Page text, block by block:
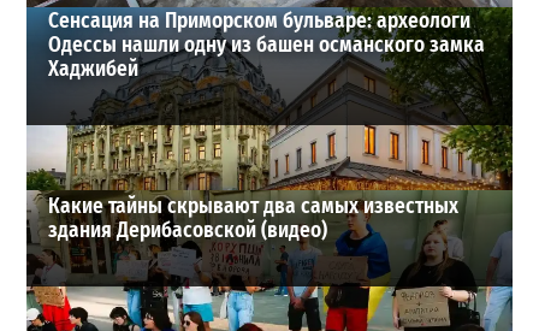
Сенсация на Приморском бульваре: археологи
Одессы нашли одну из башен османского замка
Хаджибей
Какие тайны скрывают два самых известных
здания Дерибасовской (видео)